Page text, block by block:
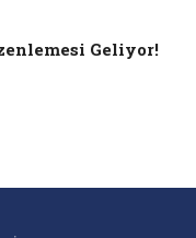
Geliyor!